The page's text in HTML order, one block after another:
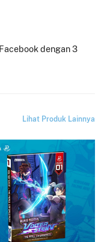
dengan 3
Lihat Produk Lainnya